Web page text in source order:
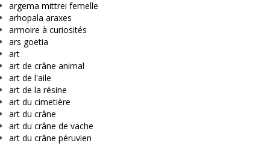
argema mittrei femelle
arhopala araxes
armoire à curiosités
ars goetia
art
art de crâne animal
art de l'aile
art de la résine
art du cimetière
art du crâne
art du crâne de vache
art du crâne péruvien